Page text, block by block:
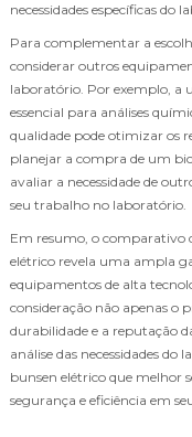
necessidades específicas do
Para complementar a
considerar outros
laboratório. Por exemplo, a
essencial para análises
qualidade pode otimizar os
planejar a compra de um
avaliar a necessidade de
seu trabalho no laboratório.
Em resumo, o comparativo
elétrico revela uma ampla
equipamentos de alta
consideração não apenas o
durabilidade e a reputação
análise das necessidades
bunsen elétrico que melhor
segurança e eficiência em